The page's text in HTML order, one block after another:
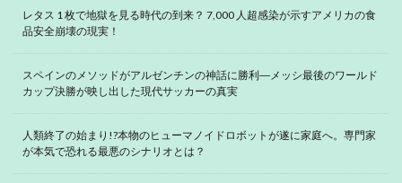
レタス 1 枚で地獄を見る時代の到来？ 7,000 人超感染が示すアメリカの食
品安全崩壊の現実！
スペインのメソッドがアルゼンチンの神話に勝利―メッシ最後のワールド
カップ決勝が映し出した現代サッカーの真実
人類終了の始まり!?本物のヒューマノイドロボットが遂に家庭へ。専門家
が本気で恐れる最悪のシナリオとは？